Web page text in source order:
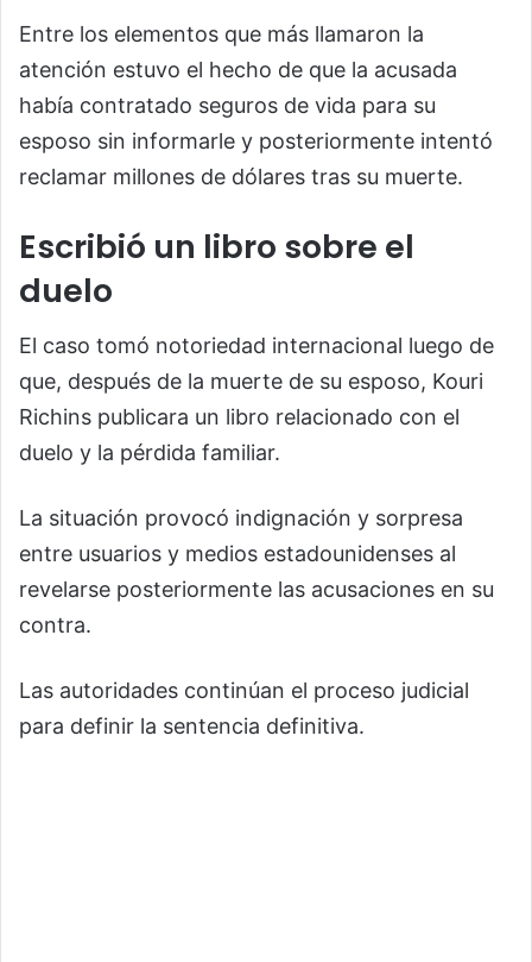
Entre los elementos que más llamaron la
atención estuvo el hecho de que la acusada
había contratado seguros de vida para su
esposo sin informarle y posteriormente intentó
reclamar millones de dólares tras su muerte.
Escribió un libro sobre el
duelo
El caso tomó notoriedad internacional luego de
que, después de la muerte de su esposo, Kouri
Richins publicara un libro relacionado con el
duelo y la pérdida familiar.
La situación provocó indignación y sorpresa
entre usuarios y medios estadounidenses al
revelarse posteriormente las acusaciones en su
contra.
Las autoridades continúan el proceso judicial
para definir la sentencia definitiva.